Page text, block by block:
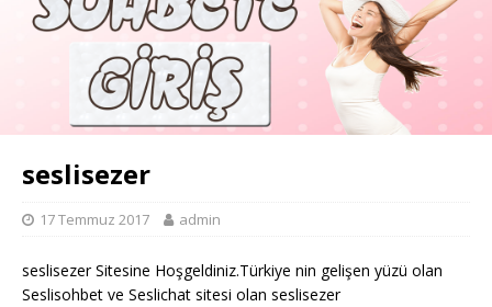
seslisezer
17 Temmuz 2017 admin
seslisezer Sitesine Hoşgeldiniz.Türkiye nin gelişen yüzü olan
Seslisohbet ve Seslichat sitesi olan seslisezer